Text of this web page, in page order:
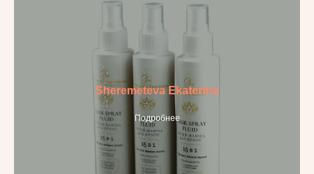
Sheremeteva Ekaterina
Подробнее